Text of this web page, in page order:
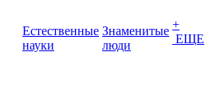
Естественные
науки
Знаменитые
люди
+
ЕЩЕ